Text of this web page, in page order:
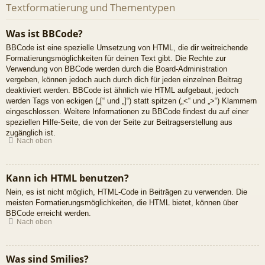
Textformatierung und Thementypen
Was ist BBCode?
BBCode ist eine spezielle Umsetzung von HTML, die dir weitreichende
Formatierungsmöglichkeiten für deinen Text gibt. Die Rechte zur
Verwendung von BBCode werden durch die Board-Administration
vergeben, können jedoch auch durch dich für jeden einzelnen Beitrag
deaktiviert werden. BBCode ist ähnlich wie HTML aufgebaut, jedoch
werden Tags von eckigen („[“ und „]“) statt spitzen („<“ und „>“) Klammern
eingeschlossen. Weitere Informationen zu BBCode findest du auf einer
speziellen Hilfe-Seite, die von der Seite zur Beitragserstellung aus
zugänglich ist.
Nach oben
Kann ich HTML benutzen?
Nein, es ist nicht möglich, HTML-Code in Beiträgen zu verwenden. Die
meisten Formatierungsmöglichkeiten, die HTML bietet, können über
BBCode erreicht werden.
Nach oben
Was sind Smilies?